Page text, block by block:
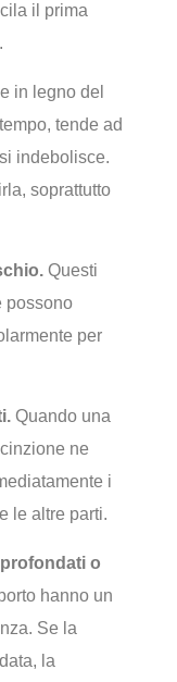
il prima
in legno del
tende ad
indebolisce.
soprattutto
Questi
possono
per
Quando una
ne
i
le altre parti.
o
hanno un
Se la
la